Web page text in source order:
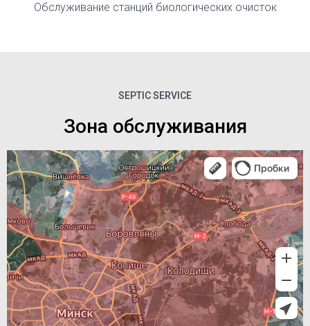
Обслуживание станций биологических очисток
SEPTIC SERVICE
Зона обслуживания